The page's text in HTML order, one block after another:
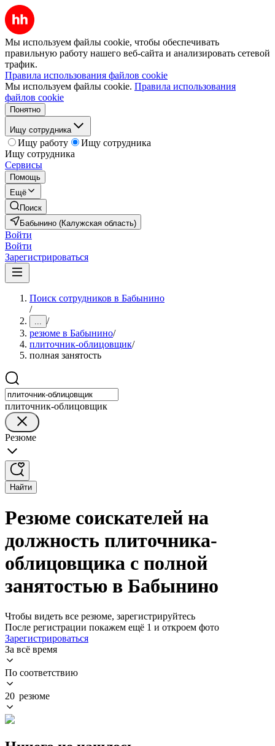
Мы используем файлы cookie, чтобы обеспечивать
правильную работу нашего веб-сайта и анализировать сетевой
трафик.
Правила использования файлов cookie
Мы используем файлы cookie. Правила использования
файлов cookie
Понятно
Ищу сотрудника
Ищу работу
Ищу сотрудника
Ищу сотрудника
Сервисы
Помощь
Ещё
Поиск
Бабынино (Калужская область)
Войти
Войти
Зарегистрироваться
Поиск сотрудников в Бабынино
/
... /
резюме в Бабынино/
плиточник-облицовщик/
полная занятость
плиточник-облицовщик
Резюме
Найти
Резюме соискателей на
должность плиточника-
облицовщика с полной
занятостью в Бабынино
Чтобы видеть все резюме, зарегистрируйтесь
После регистрации покажем ещё 1 и откроем фото
Зарегистрироваться
За всё время
По соответствию
20 резюме